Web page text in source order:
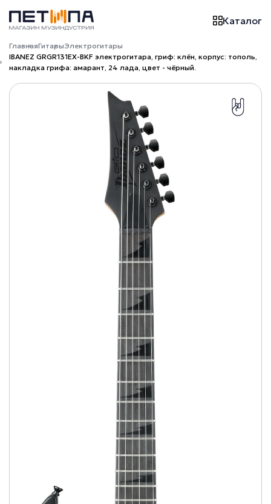
Каталог
ГлавнаяГитарыЭлектрогитары
IBANEZ GRGR131EX-BKF электрогитара, гриф: клён, корпус: тополь,
накладка грифа: амарант, 24 лада, цвет - чёрный.